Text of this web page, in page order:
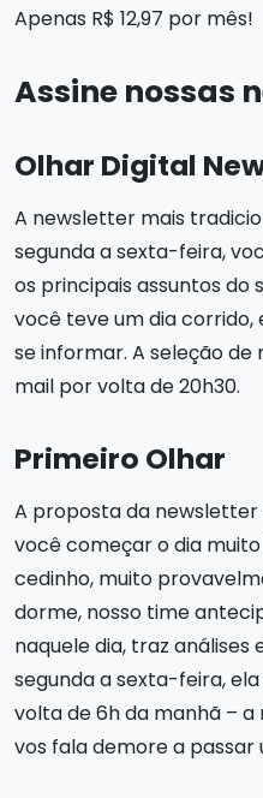
Apenas R$ 12,97 por mês!
Assine nossas
Olhar Digital
A newsletter mais
segunda a sexta-feira,
os principais assuntos do
você teve um dia
se informar. A seleção
mail por volta de 20h30.
Primeiro Olhar
A proposta da newsletter
você começar o dia
cedinho, muito
dorme, nosso time
naquele dia, traz análises
segunda a sexta-feira,
volta de 6h da manhã – a
vos fala demore a passar